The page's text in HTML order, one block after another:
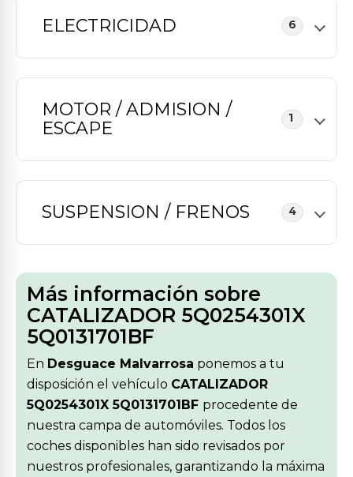
ELECTRICIDAD 6
MOTOR / ADMISION /
ESCAPE
1
SUSPENSION / FRENOS 4
Más información sobre
CATALIZADOR 5Q0254301X
5Q0131701BF
En Desguace Malvarrosa ponemos a tu
disposición el vehículo CATALIZADOR
5Q0254301X 5Q0131701BF procedente de
nuestra campa de automóviles. Todos los
coches disponibles han sido revisados por
nuestros profesionales, garantizando la máxima